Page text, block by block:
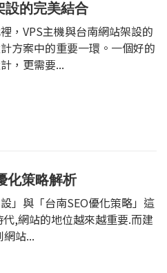
設的完美結合
，VPS主機與台南網站架設的
方案中的重要一環。一個好的
，更需要...
化策略解析
」與「台南SEO優化策略」這
,網站的地位越來越重要.而建
站...